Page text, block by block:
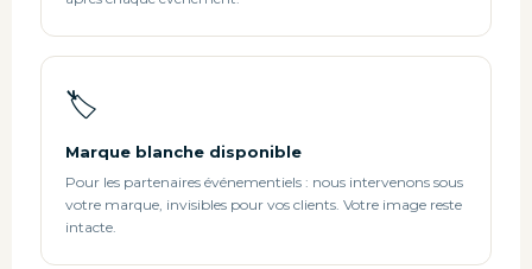
🏷️
Marque blanche disponible
Pour les partenaires événementiels : nous intervenons sous
votre marque, invisibles pour vos clients. Votre image reste
intacte.